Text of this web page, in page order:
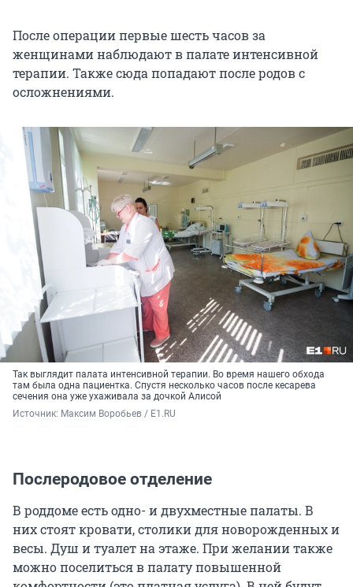
После операции первые шесть часов за
женщинами наблюдают в палате интенсивной
терапии. Также сюда попадают после родов с
осложнениями.
Так выглядит палата интенсивной терапии. Во время нашего обхода
там была одна пациентка. Спустя несколько часов после кесарева
сечения она уже ухаживала за дочкой Алисой
Источник: Максим Воробьев / E1.RU
Послеродовое отделение
В роддоме есть одно- и двухместные палаты. В
них стоят кровати, столики для новорожденных и
весы. Душ и туалет на этаже. При желании также
можно поселиться в палату повышенной